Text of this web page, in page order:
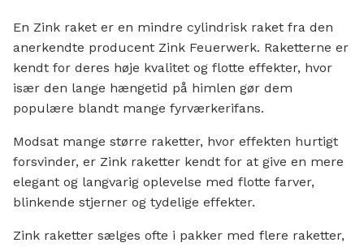
En Zink raket er en mindre cylindrisk raket fra den
anerkendte producent Zink Feuerwerk. Raketterne er
kendt for deres høje kvalitet og flotte effekter, hvor
især den lange hængetid på himlen gør dem
populære blandt mange fyrværkerifans.
Modsat mange større raketter, hvor effekten hurtigt
forsvinder, er Zink raketter kendt for at give en mere
elegant og langvarig oplevelse med flotte farver,
blinkende stjerner og tydelige effekter.
Zink raketter sælges ofte i pakker med flere raketter,